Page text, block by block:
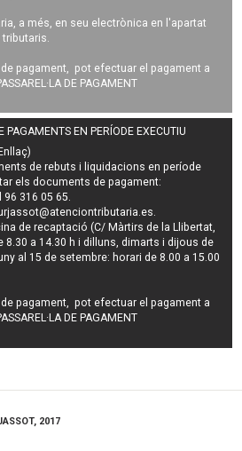
a més, en seu electrònica en l'apartat
pagament, pot efectuar el pagament a
DE PAGAMENT
PAGAMENTS EN PERÍODE EXECUTIU
derebuts i liquidacions en període
els documents de pagament:
316 05 65.
.
de recaptació (C/ Màrtirs de la Llibertat,
8.30 a 14.30 h i dilluns, dimarts i dijous de
al 15 de setembre: horari de 8.00 a 15.00
pagament, pot efectuar el pagament a
DE PAGAMENT
2017